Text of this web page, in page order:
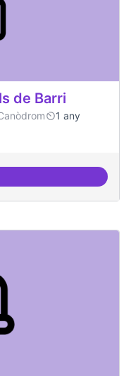
de Barri
1 any
FLOSS a Casals de